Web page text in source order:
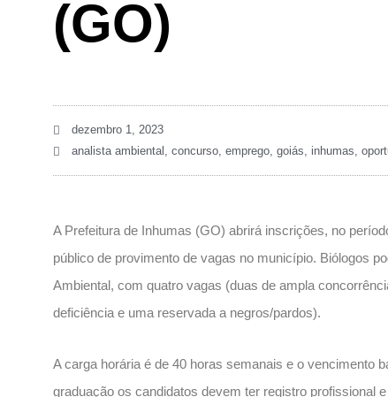
(GO)
dezembro 1, 2023
analista ambiental , concurso, emprego, goiás, inhumas,
A Prefeitura de Inhumas (GO) abrirá inscrições, no
público de provimento de vagas no município. Biólogos
Ambiental, com quatro vagas (duas de ampla
deficiência e uma reservada a negros/pardos).
A carga horária é de 40 horas semanais e o vencimento
graduação os candidatos devem ter registro profissional